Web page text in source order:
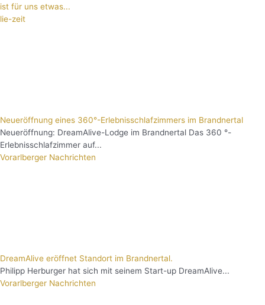
ist für uns etwas...
lie-zeit
Neueröffnung eines 360°-Erlebnisschlafzimmers im Brandnertal
Neueröffnung: DreamAlive-Lodge im Brandnertal Das 360 °-
Erlebnisschlafzimmer auf...
Vorarlberger Nachrichten
DreamAlive eröffnet Standort im Brandnertal.
Philipp Herburger hat sich mit seinem Start-up DreamAlive...
Vorarlberger Nachrichten